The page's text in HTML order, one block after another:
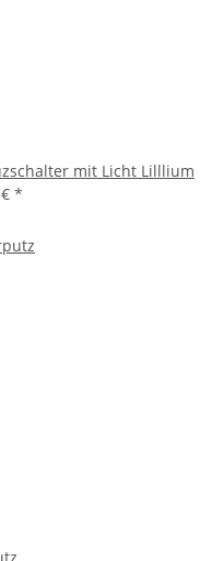
mit Licht Lilllium
*